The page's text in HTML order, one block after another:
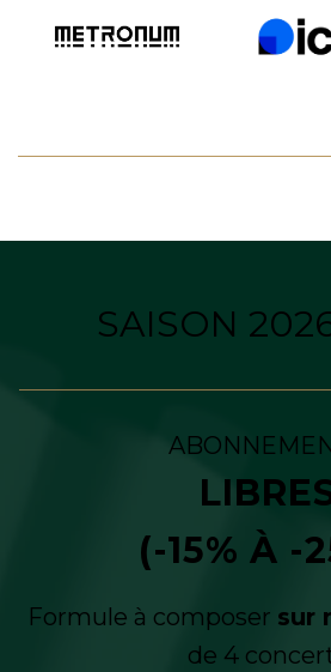
SAISON
(-15% À -
Formule à composer sur
de 4